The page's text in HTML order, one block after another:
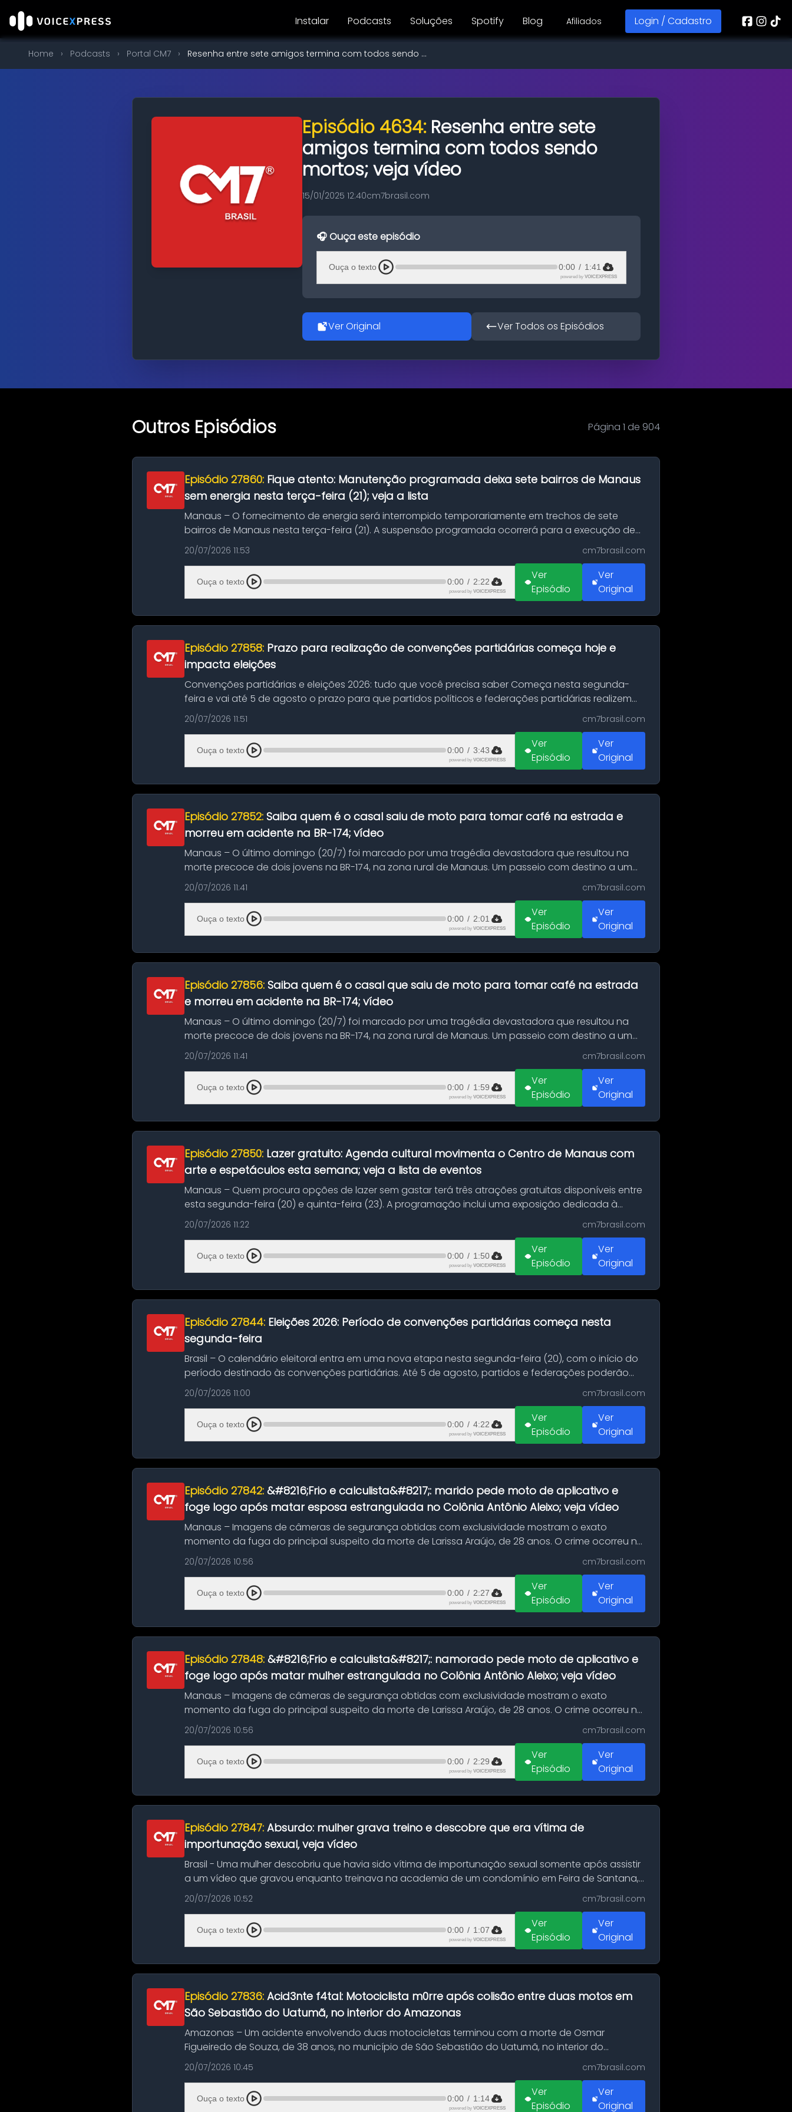
Instalar Podcasts Soluções Spotify Blog Afiliados Login / Cadastro
Home › Podcasts › Portal CM7 › Resenha entre sete amigos termina com todos sendo ...
Episódio 4634: Resenha entre sete
amigos termina com todos sendo
mortos; veja vídeo
15/01/2025 12:40cm7brasil.com
🎧 Ouça este episódio
Ouça o texto 0:00 / 1:41
powered by VOICEXPRESS
Ver Original Ver Todos os Episódios
Outros Episódios Página 1 de 904
Episódio 27860: Fique atento: Manutenção programada deixa sete bairros de Manaus
sem energia nesta terça-feira (21); veja a lista
Manaus – O fornecimento de energia será interrompido temporariamente em trechos de sete
bairros de Manaus nesta terça-feira (21). A suspensão programada ocorrerá para a execução de
serviços de manuten...
20/07/2026 11:53 cm7brasil.com
Ouça o texto 0:00 / 2:22
powered by VOICEXPRESS
Ver
Episódio
Ver
Original
Episódio 27858: Prazo para realização de convenções partidárias começa hoje e
impacta eleições
Convenções partidárias e eleições 2026: tudo que você precisa saber Começa nesta segunda-
feira e vai até 5 de agosto o prazo para que partidos políticos e federações partidárias realizem
suas convençõ...
20/07/2026 11:51 cm7brasil.com
Ouça o texto 0:00 / 3:43
powered by VOICEXPRESS
Ver
Episódio
Ver
Original
Episódio 27852: Saiba quem é o casal saiu de moto para tomar café na estrada e
morreu em acidente na BR-174; vídeo
Manaus – O último domingo (20/7) foi marcado por uma tragédia devastadora que resultou na
morte precoce de dois jovens na BR-174, na zona rural de Manaus. Um passeio com destino a um
típico café regio...
20/07/2026 11:41 cm7brasil.com
Ouça o texto 0:00 / 2:01
powered by VOICEXPRESS
Ver
Episódio
Ver
Original
Episódio 27856: Saiba quem é o casal que saiu de moto para tomar café na estrada
e morreu em acidente na BR-174; vídeo
Manaus – O último domingo (20/7) foi marcado por uma tragédia devastadora que resultou na
morte precoce de dois jovens na BR-174, na zona rural de Manaus. Um passeio com destino a um
típico café regio...
20/07/2026 11:41 cm7brasil.com
Ouça o texto 0:00 / 1:59
powered by VOICEXPRESS
Ver
Episódio
Ver
Original
Episódio 27850: Lazer gratuito: Agenda cultural movimenta o Centro de Manaus com
arte e espetáculos esta semana; veja a lista de eventos
Manaus – Quem procura opções de lazer sem gastar terá três atrações gratuitas disponíveis entre
esta segunda-feira (20) e quinta-feira (23). A programação inclui uma exposição dedicada à
história das ...
20/07/2026 11:22 cm7brasil.com
Ouça o texto 0:00 / 1:50
powered by VOICEXPRESS
Ver
Episódio
Ver
Original
Episódio 27844: Eleições 2026: Período de convenções partidárias começa nesta
segunda-feira
Brasil – O calendário eleitoral entra em uma nova etapa nesta segunda-feira (20), com o início do
período destinado às convenções partidárias. Até 5 de agosto, partidos e federações poderão
oficializa...
20/07/2026 11:00 cm7brasil.com
Ouça o texto 0:00 / 4:22
powered by VOICEXPRESS
Ver
Episódio
Ver
Original
Episódio 27842: &#8216;Frio e calculista&#8217;: marido pede moto de aplicativo e
foge logo após matar esposa estrangulada no Colônia Antônio Aleixo; veja vídeo
Manaus – Imagens de câmeras de segurança obtidas com exclusividade mostram o exato
momento da fuga do principal suspeito da morte de Larissa Araújo, de 28 anos. O crime ocorreu na
noite deste último d...
20/07/2026 10:56 cm7brasil.com
Ouça o texto 0:00 / 2:27
powered by VOICEXPRESS
Ver
Episódio
Ver
Original
Episódio 27848: &#8216;Frio e calculista&#8217;: namorado pede moto de aplicativo e
foge logo após matar mulher estrangulada no Colônia Antônio Aleixo; veja vídeo
Manaus – Imagens de câmeras de segurança obtidas com exclusividade mostram o exato
momento da fuga do principal suspeito da morte de Larissa Araújo, de 28 anos. O crime ocorreu na
noite deste último d...
20/07/2026 10:56 cm7brasil.com
Ouça o texto 0:00 / 2:29
powered by VOICEXPRESS
Ver
Episódio
Ver
Original
Episódio 27847: Absurdo: mulher grava treino e descobre que era vítima de
importunação sexual, veja vídeo
Brasil - Uma mulher descobriu que havia sido vítima de importunação sexual somente após assistir
a um vídeo que gravou enquanto treinava na academia de um condomínio em Feira de Santana,
na Bahia. O c...
20/07/2026 10:52 cm7brasil.com
Ouça o texto 0:00 / 1:07
powered by VOICEXPRESS
Ver
Episódio
Ver
Original
Episódio 27836: Acid3nte f4tal: Motociclista m0rre após colisão entre duas motos em
São Sebastião do Uatumã, no interior do Amazonas
Amazonas – Um acidente envolvendo duas motocicletas terminou com a morte de Osmar
Figueiredo de Souza, de 38 anos, no município de São Sebastião do Uatumã, no interior do
Amazonas. A colisão ocorreu n...
20/07/2026 10:45 cm7brasil.com
Ouça o texto 0:00 / 1:14
powered by VOICEXPRESS
Ver
Episódio
Ver
Original